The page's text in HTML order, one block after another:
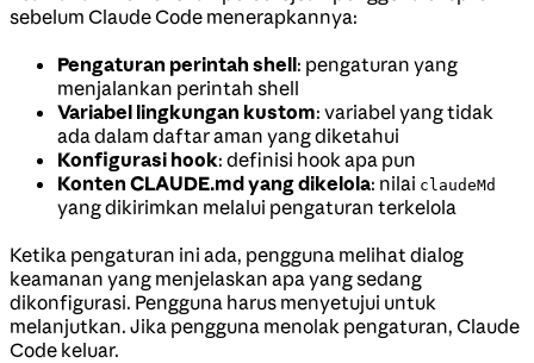
sebelum Claude Code menerapkannya:
Pengaturan perintah shell: pengaturan yang
menjalankan perintah shell
Variabel lingkungan kustom: variabel yang tidak
ada dalam daftar aman yang diketahui
Konfigurasi hook: definisi hook apa pun
Konten CLAUDE.md yang dikelola: nilai claudeMd
yang dikirimkan melalui pengaturan terkelola
Ketika pengaturan ini ada, pengguna melihat dialog
keamanan yang menjelaskan apa yang sedang
dikonfigurasi. Pengguna harus menyetujui untuk
melanjutkan. Jika pengguna menolak pengaturan, Claude
Code keluar.